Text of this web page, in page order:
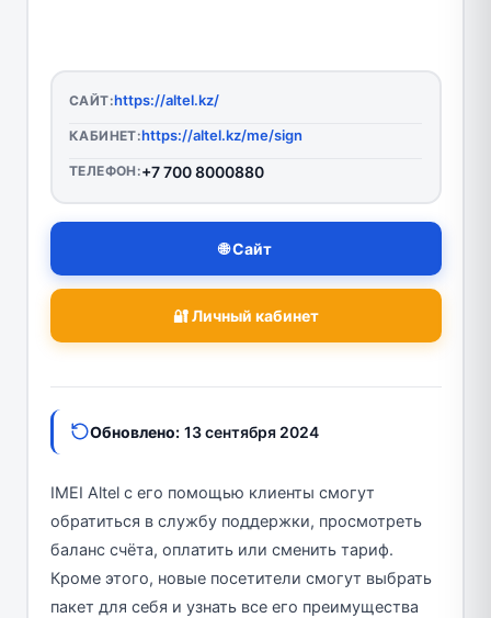
САЙТ:https://altel.kz/
КАБИНЕТ:https://altel.kz/me/sign
ТЕЛЕФОН:+7 700 8000880
🌐 Сайт
🔐 Личный кабинет
Обновлено: 13 сентября 2024
IMEI Altel с его помощью клиенты смогут
обратиться в службу поддержки, просмотреть
баланс счёта, оплатить или сменить тариф.
Кроме этого, новые посетители смогут выбрать
пакет для себя и узнать все его преимущества